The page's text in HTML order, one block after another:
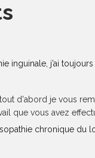
inguinale, j’ai
d'abord je vous
que vous avez
chronique du